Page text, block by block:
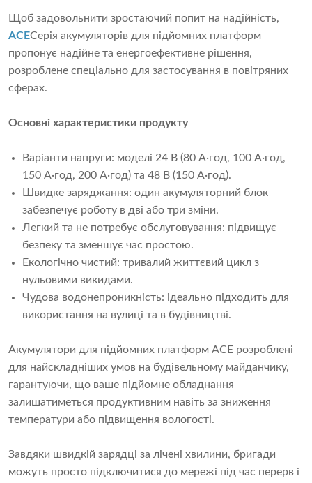
Щоб задовольнити зростаючий попит на надійність,
ACEСерія акумуляторів для підйомних платформ
пропонує надійне та енергоефективне рішення,
розроблене спеціально для застосування в повітряних
сферах.
Основні характеристики продукту
Варіанти напруги: моделі 24 В (80 А·год, 100 А·год,
150 А·год, 200 А·год) та 48 В (150 А·год).
Швидке заряджання: один акумуляторний блок
забезпечує роботу в дві або три зміни.
Легкий та не потребує обслуговування: підвищує
безпеку та зменшує час простою.
Екологічно чистий: тривалий життєвий цикл з
нульовими викидами.
Чудова водонепроникність: ідеально підходить для
використання на вулиці та в будівництві.
Акумулятори для підйомних платформ ACE розроблені
для найскладніших умов на будівельному майданчику,
гарантуючи, що ваше підйомне обладнання
залишатиметься продуктивним навіть за зниження
температури або підвищення вологості.
Завдяки швидкій зарядці за лічені хвилини, бригади
можуть просто підключитися до мережі під час перерв і